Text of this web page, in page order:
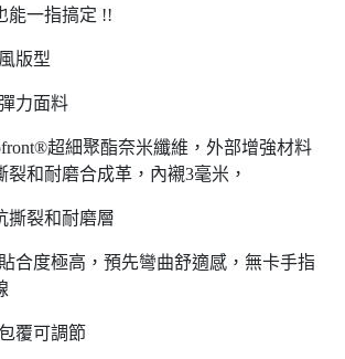
能一指搞定 !!
版型
力面料
超細聚酯奈米纖維，外部增強材料
裂和耐磨合成革，內襯3毫米，
撕裂和耐磨層
合度極高，預先彎曲舒適感，無卡手指
覆可調節